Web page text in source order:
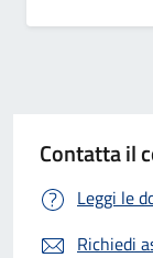
Contatta il
Leggi le
Richiedi